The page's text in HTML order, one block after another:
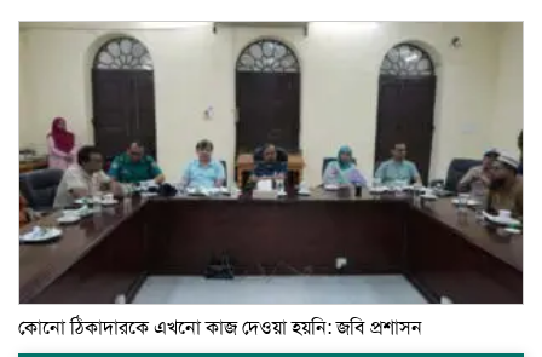
কোনো ঠিকাদারকে এখনো কাজ দেওয়া হয়নি: জবি প্রশাসন